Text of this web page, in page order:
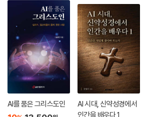
AI를 품은 그리스도인
AI 시대, 신약성경에서
인간을 배우다 1